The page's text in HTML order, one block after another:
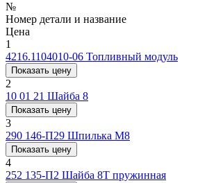
№
Номер детали и название
Цена
1
4216.1104010-06 Топливный модуль
Показать цену
2
10 01 21 Шайба 8
Показать цену
3
290 146-П29 Шпилька M8
Показать цену
4
252 135-П2 Шайба 8Т пружинная